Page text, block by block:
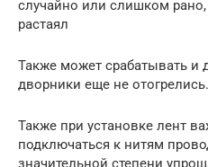
случайно или слишком рано,
растаял
Также может срабатывать и
дворники еще не отогрелись.
Также при установке лент
подключаться к нитям
значительной степени